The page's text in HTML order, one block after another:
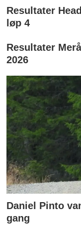
Resultater
løp 4
Resultater
2026
Daniel Pinto
gang